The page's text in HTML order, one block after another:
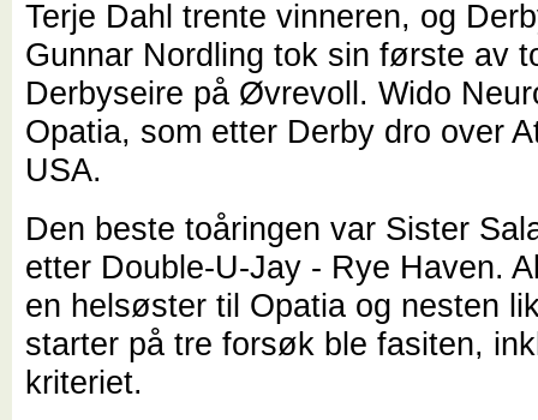
Terje Dahl trente vinneren, og
Gunnar Nordling tok sin første av
Derbyseire på Øvrevoll. Wido
Opatia, som etter Derby dro over
USA.
Den beste toåringen var Sister
etter Double-U-Jay - Rye Haven.
en helsøster til Opatia og nesten
starter på tre forsøk ble fasiten,
kriteriet.